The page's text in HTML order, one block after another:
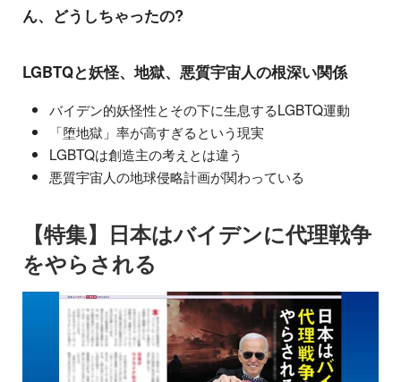
ん、どうしちゃったの?
LGBTQと妖怪、地獄、悪質宇宙人の根深い関係
バイデン的妖怪性とその下に生息するLGBTQ運動
「堕地獄」率が高すぎるという現実
LGBTQは創造主の考えとは違う
悪質宇宙人の地球侵略計画が関わっている
【特集】日本はバイデンに代理戦争
をやらされる